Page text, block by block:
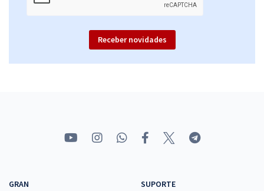
Receber novidades
GRAN
SUPORTE